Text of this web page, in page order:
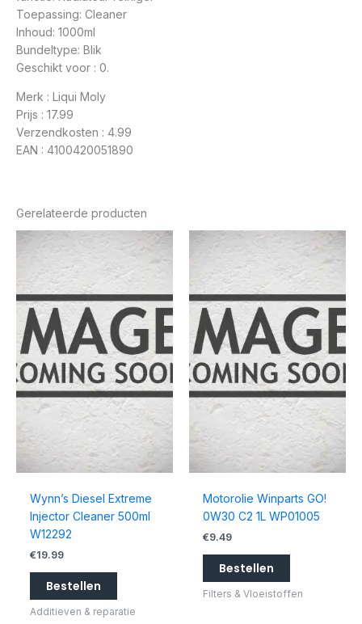
Toepassing: Cleaner
Inhoud: 1000ml
Bundeltype: Blik
Geschikt voor : 0.
Merk : Liqui Moly
Prijs : 17.99
Verzendkosten : 4.99
EAN : 4100420051890
Gerelateerde producten
Wynn’s Diesel Extreme
Injector Cleaner 500ml
W12292
€19.99
Bestellen
Additieven & reparatie
Motorolie Winparts GO!
0W30 C2 1L WP01005
€9.49
Bestellen
Filters & Vloeistoffen